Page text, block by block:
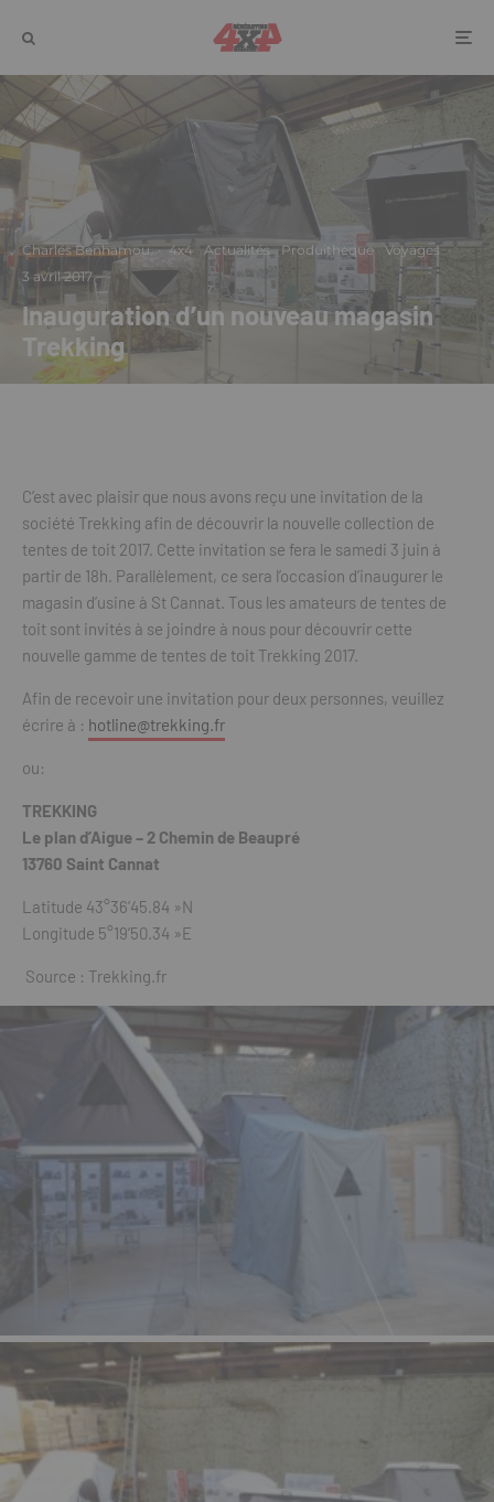
Charles Benhamou · 4x4 Actualités Produithèque Voyages ·
3 avril 2017
Inauguration d’un nouveau magasin
Trekking
C’est avec plaisir que nous avons reçu une invitation de la
société Trekking afin de découvrir la nouvelle collection de
tentes de toit 2017. Cette invitation se fera le samedi 3 juin à
partir de 18h. Parallèlement, ce sera l’occasion d’inaugurer le
magasin d’usine à St Cannat. Tous les amateurs de tentes de
toit sont invités à se joindre à nous pour découvrir cette
nouvelle gamme de tentes de toit Trekking 2017.
Afin de recevoir une invitation pour deux personnes, veuillez
écrire à : hotline@trekking.fr
ou:
TREKKING
Le plan d’Aigue – 2 Chemin de Beaupré
13760 Saint Cannat
Latitude 43°36’45.84 »N
Longitude 5°19’50.34 »E
Source : Trekking.fr